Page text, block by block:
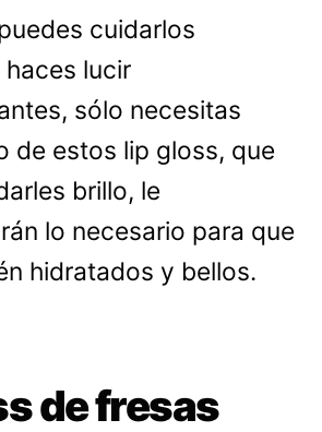
cuidarlos
lucir
sólo necesitas
de estos lip gloss, que
brillo, le
lo necesario para que
hidratados y bellos.
de fresas